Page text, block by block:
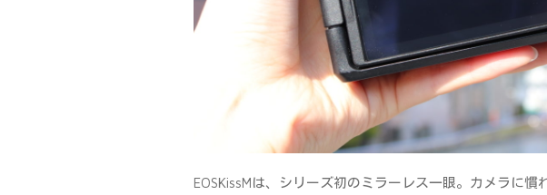
EOSKissMは、シリーズ初のミラーレス一眼。カメラに